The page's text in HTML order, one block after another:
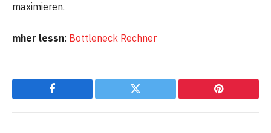
maximieren.
mher lessn: Bottleneck Rechner
Facebook Twitter Pinterest